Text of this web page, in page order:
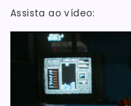
Assista ao vídeo: